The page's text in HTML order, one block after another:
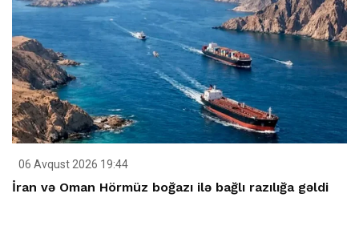
06 Avqust 2026 19:44
İran və Oman Hörmüz boğazı ilə bağlı razılığa gəldi